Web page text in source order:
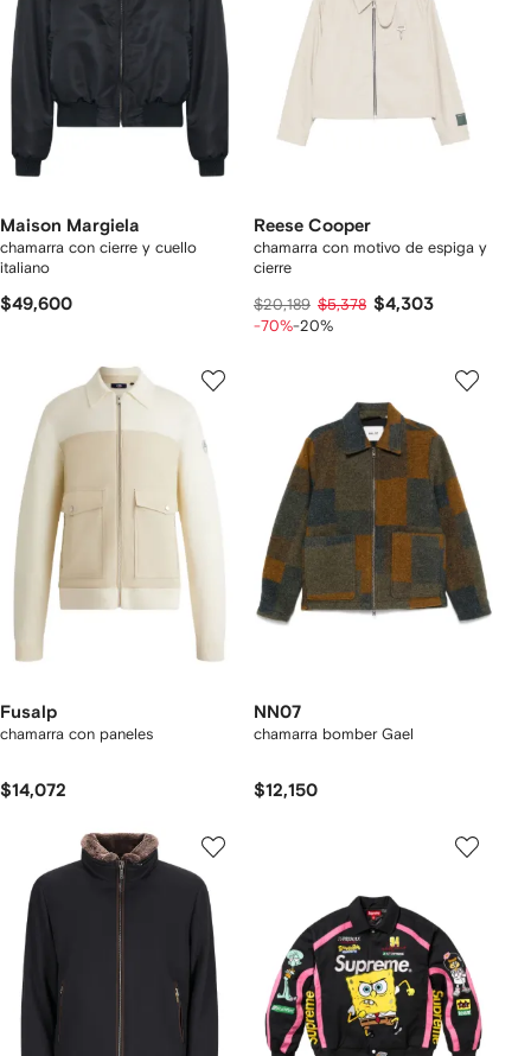
Maison Margiela
chamarra con cierre y cuello
italiano
$49,600
Reese Cooper
chamarra con motivo de espiga y
cierre
$20,189 $5,378 $4,303
-70%-20%
Fusalp
chamarra con paneles
$14,072
NN07
chamarra bomber Gael
$12,150